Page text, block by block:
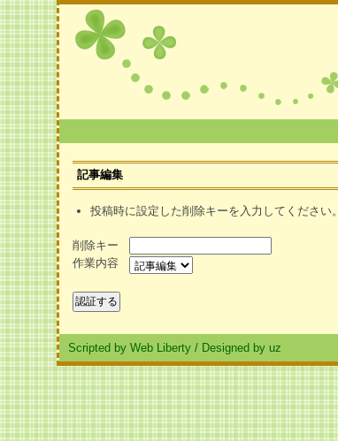
記事編集
投稿時に設定した削除キーを入力してください。
削除キー
作業内容
Scripted by Web Liberty / Designed by uz